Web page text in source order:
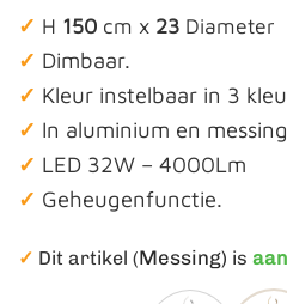
✓ H 150 cm x 23 Diameter
✓ Dimbaar.
✓ Kleur instelbaar in 3
✓ In aluminium en messing
✓ LED 32W – 4000Lm
✓ Geheugenfunctie.
✓ Dit artikel (Messing) is